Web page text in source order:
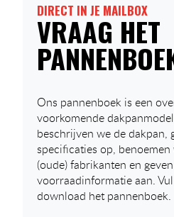
DIRECT IN JE MAILBOX
VRAAG HET
Ons pannenboek is een
voorkomende
beschrijven we de dakpan,
specificaties op,
(oude) fabrikanten en
voorraadinformatie aan.
download het pannenboek.